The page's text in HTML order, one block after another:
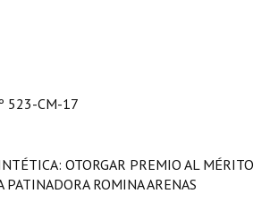
523-CM-17
OTORGAR PREMIO AL MÉRITO
PATINADORA ROMINA ARENAS